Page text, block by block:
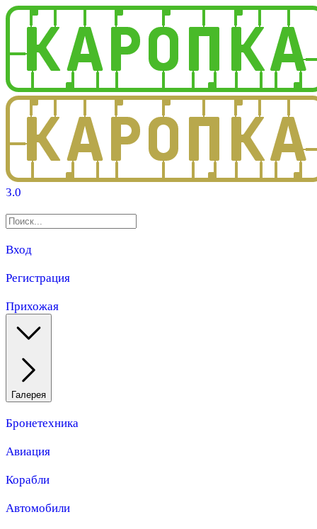
3.0
Вход
Регистрация
Прихожая
Галерея
Бронетехника
Авиация
Корабли
Автомобили